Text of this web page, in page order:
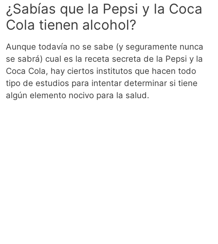
¿Sabías que la Pepsi y la Coca
Cola tienen alcohol?
Aunque todavía no se sabe (y seguramente nunca
se sabrá) cual es la receta secreta de la Pepsi y la
Coca Cola, hay ciertos institutos que hacen todo
tipo de estudios para intentar determinar si tiene
algún elemento nocivo para la salud.